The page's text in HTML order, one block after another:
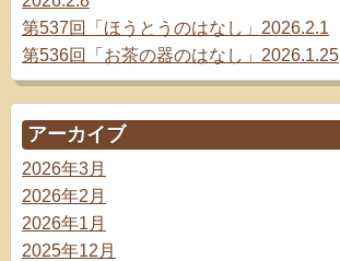
第537回「ほうとうのはなし」2026.2.1
第536回「お茶の器のはなし」2026.1.25
アーカイブ
2026年3月
2026年2月
2026年1月
2025年12月